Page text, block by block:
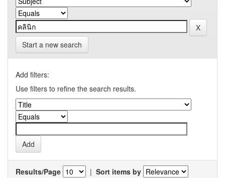
Start a new search
Add filters:
Use filters to refine the search results.
Results/Page | Sort items by